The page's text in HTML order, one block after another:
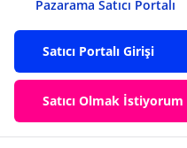
Pazarama Satıcı Portalı
Satıcı Portalı Girişi
Satıcı Olmak İstiyorum